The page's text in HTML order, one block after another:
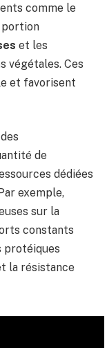
comme le
portion
et les
végétales. Ces
et favorisent
de
dédiées
exemple,
sur la
constants
protéiques
la résistance